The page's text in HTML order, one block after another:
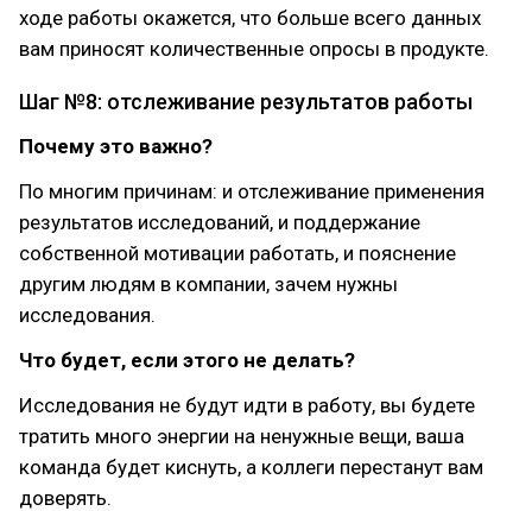
ходе работы окажется, что больше всего данных
вам приносят количественные опросы в продукте.
Шаг №8: отслеживание результатов работы
Почему это важно?
По многим причинам: и отслеживание применения
результатов исследований, и поддержание
собственной мотивации работать, и пояснение
другим людям в компании, зачем нужны
исследования.
Что будет, если этого не делать?
Исследования не будут идти в работу, вы будете
тратить много энергии на ненужные вещи, ваша
команда будет киснуть, а коллеги перестанут вам
доверять.